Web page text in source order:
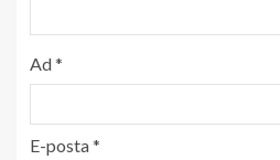
Ad*
E-posta*